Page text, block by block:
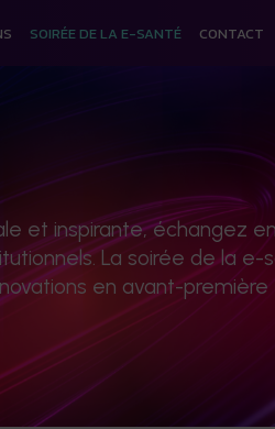
SOIRÉE DE LA E-SANTÉ CONTACT
et inspirante, échangez
La soirée de la
en avant-